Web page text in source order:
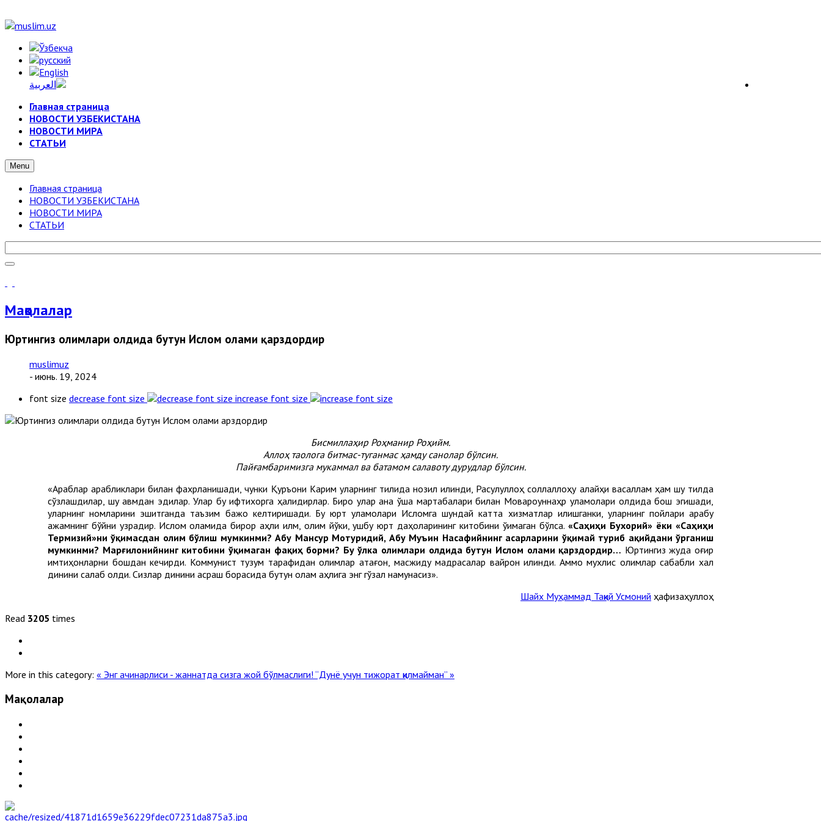
Главная страница
НОВОСТИ УЗБЕКИСТАНА
НОВОСТИ МИРА
СТАТЬИ
Menu
Главная страница
НОВОСТИ УЗБЕКИСТАНА
НОВОСТИ МИРА
СТАТЬИ
Мақолалар
Юртингиз олимлари олдида бутун Ислом олами қарздордир
muslimuz
- июнь. 19, 2024
font size decrease font size increase font size
Бисмиллаҳир Роҳманир Роҳийм.
Аллоҳ таолога битмас-туганмас ҳамду санолар бўлсин.
Пайғамбаримизга мукаммал ва батамом салавоту дурудлар бўлсин.
«Араблар арабликлари билан фахрланишади, чунки Қуръони Карим уларнинг тилида нозил қилинди, Расулуллоҳ соллаллоҳу алайҳи васаллам ҳам шу тилда
сўзлашдилар, шу қавмдан эдилар. Улар бу ифтихорга ҳақлидирлар. Бироқ улар ана ўша мартабалари билан Мовароуннаҳр уламолари олдида бош эгишади,
уларнинг номларини эшитганда таъзим бажо келтиришади. Бу юрт уламолари Исломга шундай катта хизматлар қилишганки, уларнинг пойлари арабу
ажамнинг бўйни узрадир. Ислом оламида бирор аҳли илм, олим йўқки, ушбу юрт даҳоларининг китобини ўқимаган бўлса. «Саҳиҳи Бухорий» ёки «Саҳиҳи
Термизий»ни ўқимасдан олим бўлиш мумкинми? Абу Мансур Мотуридий, Абу Муъин Насафийнинг асарларини ўқимай туриб ақийдани ўрганиш
мумкинми? Марғилонийнинг китобини ўқимаган фақиҳ борми? Бу ўлка олимлари олдида бутун Ислом олами қарздордир… Юртингиз жуда оғир
имтиҳонларни бошдан кечирди. Коммунист тузум тарафидан олимлар қатағон, масжиду мадрасалар вайрон қилинди. Аммо мухлис олимлар сабабли халқ
динини сақлаб қолди. Сизлар динини асраш борасида бутун олам аҳлига энг гўзал намунасиз».
Шайх Муҳаммад Тақий Усмоний ҳафизаҳуллоҳ
Read 3205 times
More in this category: « Энг ачинарлиси - жаннатда сизга жой бўлмаслиги! “Дунё учун тижорат қилмайман” »
Мақолалар